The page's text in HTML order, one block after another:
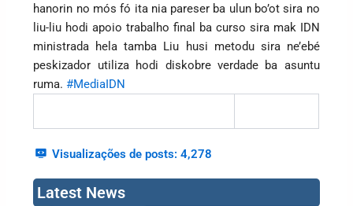
hanorin no mós fó ita nia pareser ba ulun bo’ot sira no
liu-liu hodi apoio trabalho final ba curso sira mak IDN
ministrada hela tamba Liu husi metodu sira ne’ebé
peskizador utiliza hodi diskobre verdade ba asuntu
ruma.#MediaIDN
Visualizações de posts: 4,278
Latest News